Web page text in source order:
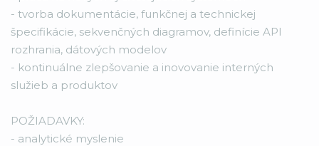
- tvorba dokumentácie, funkčnej a technickej
špecifikácie, sekvenčných diagramov, definície API
rozhrania, dátových modelov
- kontinuálne zlepšovanie a inovovanie interných
služieb a produktov
POŽIADAVKY:
- analytické myslenie